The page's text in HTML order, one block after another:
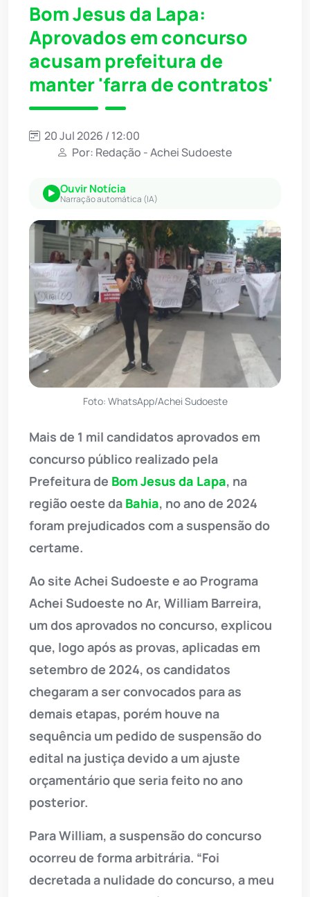
Bom Jesus da Lapa:
Aprovados em concurso
acusam prefeitura de
manter 'farra de contratos'
20 Jul 2026 / 12:00
Por: Redação - Achei Sudoeste
Ouvir Notícia
Narração automática (IA)
Foto: WhatsApp/Achei Sudoeste
Mais de 1 mil candidatos aprovados em
concurso público realizado pela
Prefeitura de Bom Jesus da Lapa, na
região oeste da Bahia, no ano de 2024
foram prejudicados com a suspensão do
certame.
Ao site Achei Sudoeste e ao Programa
Achei Sudoeste no Ar, William Barreira,
um dos aprovados no concurso, explicou
que, logo após as provas, aplicadas em
setembro de 2024, os candidatos
chegaram a ser convocados para as
demais etapas, porém houve na
sequência um pedido de suspensão do
edital na justiça devido a um ajuste
orçamentário que seria feito no ano
posterior.
Para William, a suspensão do concurso
ocorreu de forma arbitrária. “Foi
decretada a nulidade do concurso, a meu